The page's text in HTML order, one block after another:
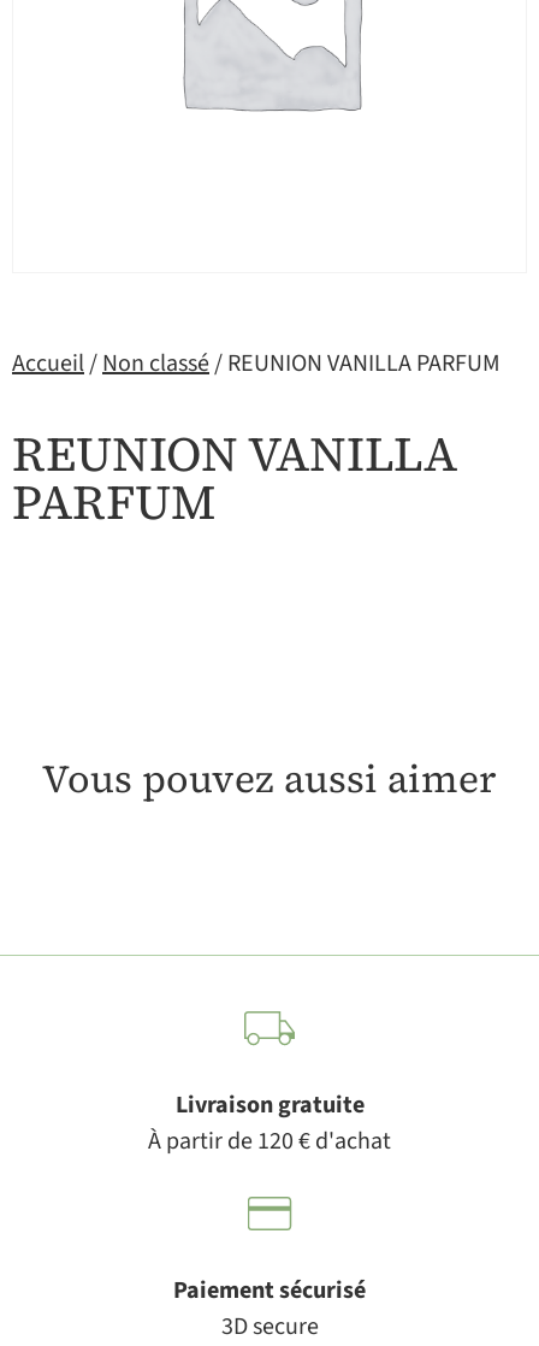
Accueil/Non classé/ REUNION VANILLA PARFUM
REUNION VANILLA
PARFUM
Vous pouvez aussi aimer
Livraison gratuite
À partir de 120 € d'achat
Paiement sécurisé
3D secure